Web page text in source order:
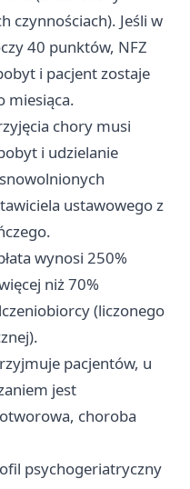
czynnościach). Jeśli w
40 punktów, NFZ
i pacjent zostaje
miesiąca.
chory musi
i udzielanie
ustawowego z
wynosi 250%
niż 70%
(liczonego
pacjentów, u
jest
choroba
psychogeriatryczny